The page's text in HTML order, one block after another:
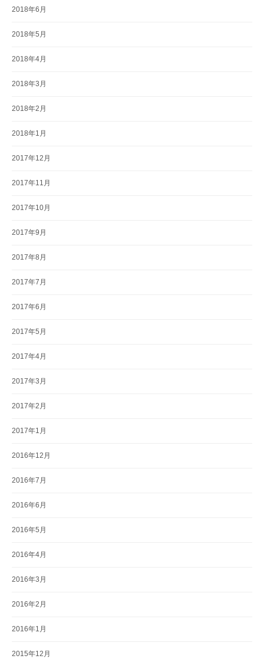
2018年6月
2018年5月
2018年4月
2018年3月
2018年2月
2018年1月
2017年12月
2017年11月
2017年10月
2017年9月
2017年8月
2017年7月
2017年6月
2017年5月
2017年4月
2017年3月
2017年2月
2017年1月
2016年12月
2016年7月
2016年6月
2016年5月
2016年4月
2016年3月
2016年2月
2016年1月
2015年12月